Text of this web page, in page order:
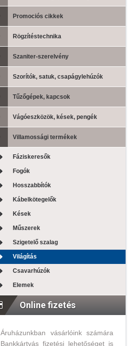
Promociós cikkek
Rögzítéstechnika
Szaniter-szerelvény
Szorítók, satuk, csapágylehúzók
Tűzőgépek, kapcsok
Vágóeszközök, kések, pengék
Villamossági termékek
Fáziskeresők
Fogók
Hosszabbítók
Kábelkötegelők
Kések
Műszerek
Szigetelő szalag
Világítás
Csavarhúzók
Elemek
Online fizetés
Áruházunkban vásárlóink számára
Bankkártyás fizetési lehetőséget is